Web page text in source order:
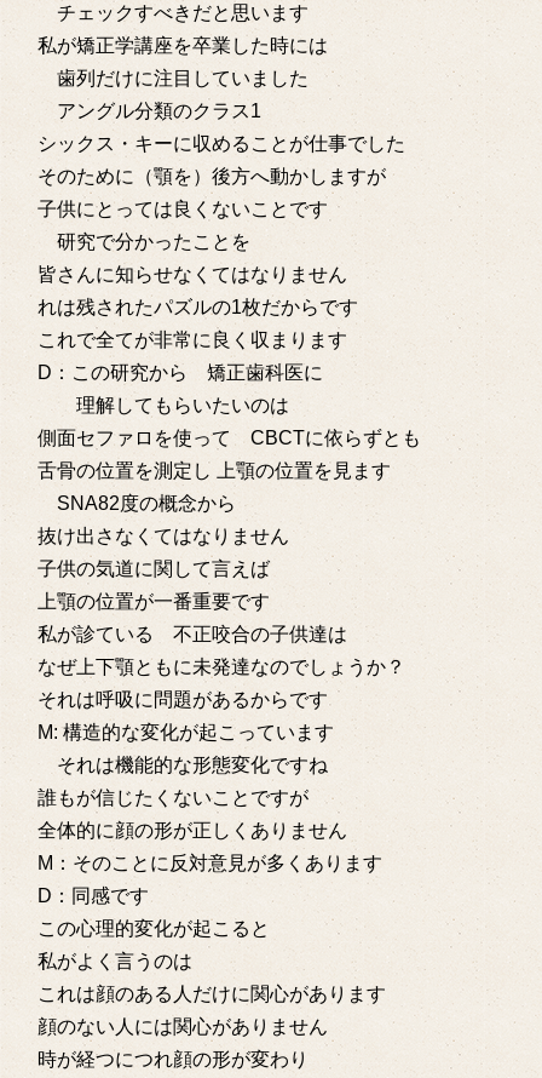
チェックすべきだと思います
私が矯正学講座を卒業した時には
歯列だけに注目していました
アングル分類のクラス1
シックス・キーに収めることが仕事でした
そのために（顎を）後方へ動かしますが
子供にとっては良くないことです
研究で分かったことを
皆さんに知らせなくてはなりません
れは残されたパズルの1枚だからです
これで全てが非常に良く収まります
D：この研究から 矯正歯科医に
理解してもらいたいのは
側面セファロを使って CBCTに依らずとも
舌骨の位置を測定し 上顎の位置を見ます
SNA82度の概念から
抜け出さなくてはなりません
子供の気道に関して言えば
上顎の位置が一番重要です
私が診ている 不正咬合の子供達は
なぜ上下顎ともに未発達なのでしょうか？
それは呼吸に問題があるからです
M: 構造的な変化が起こっています
それは機能的な形態変化ですね
誰もが信じたくないことですが
全体的に顔の形が正しくありません
M：そのことに反対意見が多くあります
D：同感です
この心理的変化が起こると
私がよく言うのは
これは顔のある人だけに関心があります
顔のない人には関心がありません
時が経つにつれ顔の形が変わり